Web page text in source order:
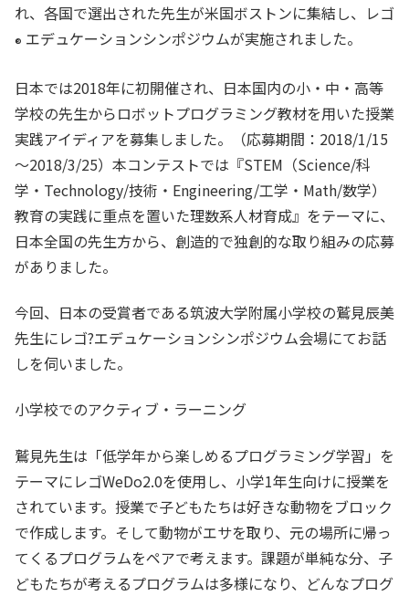
れ、各国で選出された先生が米国ボストンに集結し、レゴ
® エデュケーションシンポジウムが実施されました。
日本では2018年に初開催され、日本国内の小・中・高等
学校の先生からロボットプログラミング教材を用いた授業
実践アイディアを募集しました。（応募期間：2018/1/15
～2018/3/25）本コンテストでは『STEM（Science/科
学・Technology/技術・Engineering/工学・Math/数学）
教育の実践に重点を置いた理数系人材育成』をテーマに、
日本全国の先生方から、創造的で独創的な取り組みの応募
がありました。
今回、日本の受賞者である筑波大学附属小学校の鷲見辰美
先生にレゴ?エデュケーションシンポジウム会場にてお話
しを伺いました。
小学校でのアクティブ・ラーニング
鷲見先生は「低学年から楽しめるプログラミング学習」を
テーマにレゴWeDo2.0を使用し、小学1年生向けに授業を
されています。授業で子どもたちは好きな動物をブロック
で作成します。そして動物がエサを取り、元の場所に帰っ
てくるプログラムをペアで考えます。課題が単純な分、子
どもたちが考えるプログラムは多様になり、どんなプログ